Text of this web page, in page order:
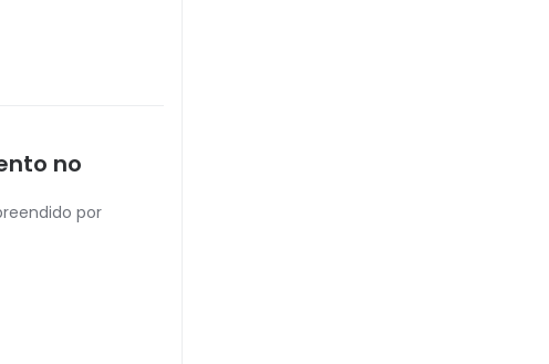
no
por